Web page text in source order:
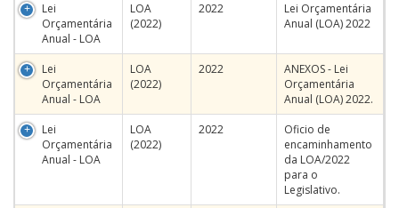
Lei
Orçamentária
Anual - LOA
LOA
(2022)
2022
Lei Orçamentária
Anual (LOA) 2022
Lei
Orçamentária
Anual - LOA
LOA
(2022)
2022
ANEXOS - Lei
Orçamentária
Anual (LOA) 2022.
Lei
Orçamentária
Anual - LOA
LOA
(2022)
2022
Oficio de
encaminhamento
da LOA/2022
para o
Legislativo.